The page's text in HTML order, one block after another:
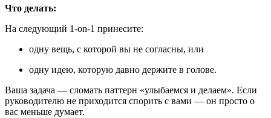
Что делать:
На следующий 1-on-1 принесите:
одну вещь, с которой вы не согласны, или
одну идею, которую давно держите в голове.
Ваша задача — сломать паттерн «улыбаемся и делаем». Если
руководителю не приходится спорить с вами — он просто о
вас меньше думает.